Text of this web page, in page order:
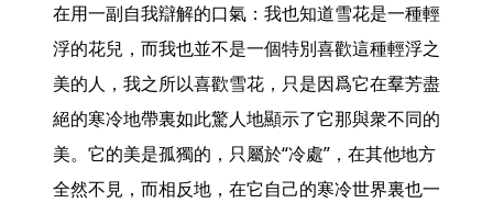
在用一副自我辯解的口氣：我也知道雪花是一種輕
浮的花兒，而我也並不是一個特別喜歡這種輕浮之
美的人，我之所以喜歡雪花，只是因爲它在羣芳盡
絕的寒冷地帶裏如此驚人地顯示了它那與衆不同的
美。它的美是孤獨的，只屬於“冷處”，在其他地方
全然不見，而相反地，在它自己的寒冷世界裏也一